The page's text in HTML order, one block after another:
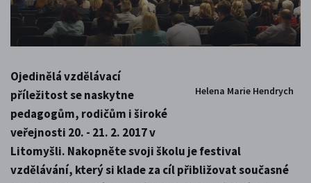
Helena Marie Hendrych
Ojedinělá vzdělávací
příležitost se naskytne
pedagogům, rodičům i široké
veřejnosti 20. - 21. 2. 2017 v
Litomyšli. Nakopněte svoji školu je festival
vzdělávání, který si klade za cíl přibližovat současné